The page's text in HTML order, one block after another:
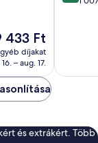
Ft
433 Ft
díjakat
– aug. 17.
és extrákért. Több